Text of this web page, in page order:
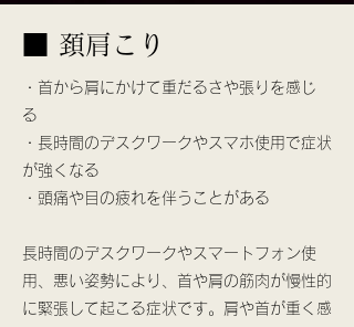
■ 頚肩こり
・首から肩にかけて重だるさや張りを感じ
る
・長時間のデスクワークやスマホ使用で症状
が強くなる
・頭痛や目の疲れを伴うことがある
長時間のデスクワークやスマートフォン使
用、悪い姿勢により、首や肩の筋肉が慢性的
に緊張して起こる症状です。肩や首が重く感